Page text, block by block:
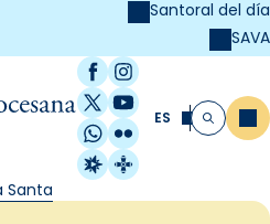
Santoral del día
SAVA
Facebook
Instagram
X / Twitter
YouTube
WhatsApp
Flickr
Radio Estel
Catalunya
ES Buscar
Santa